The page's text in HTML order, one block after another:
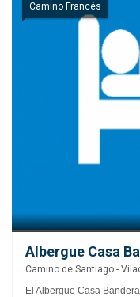
Camino Francés
Albergue Casa
Camino de Santiago -
El Albergue Casa